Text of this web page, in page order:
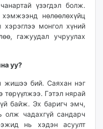
үзэгдэл болж.
нөлөөлөхүйц
монгол хүний
гажуудал учруулах
уу?
жишээ бий. Саяхан нэг
төрүүлжээ. Гэтэл нярай
байж. Эх баригч эмч,
олж чадахгүй сандарч
нь хэдэн асуулт